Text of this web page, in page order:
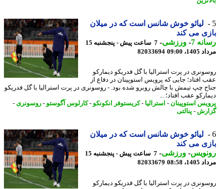
لیائو خوش شانس است که در میلان
می کند
7
-ورزشی-
7 ساعت پیش - پنجشنبه 15
09:00
82033694
در پرت استرالیا با گل فدریکو دیمارکو
افتاد؛ جایی که پرویس استوپینان در دفاع از
چپ تیمش با چالش روبرو شده بود. - روسونری در پرت استرالیا با گل فدریکو
عقب افتاد؛ ...
استوپینان-استرالیا- کریستوفر انکونکو-کارلوس آگوستو-روسونری-
-پنالتی
لیائو خوش شانس است که در میلان
می کند
-ورزشی-
7 ساعت پیش - پنجشنبه 15
08:58
82033679
در پرت استرالیا با گل فدریکو دیمارکو